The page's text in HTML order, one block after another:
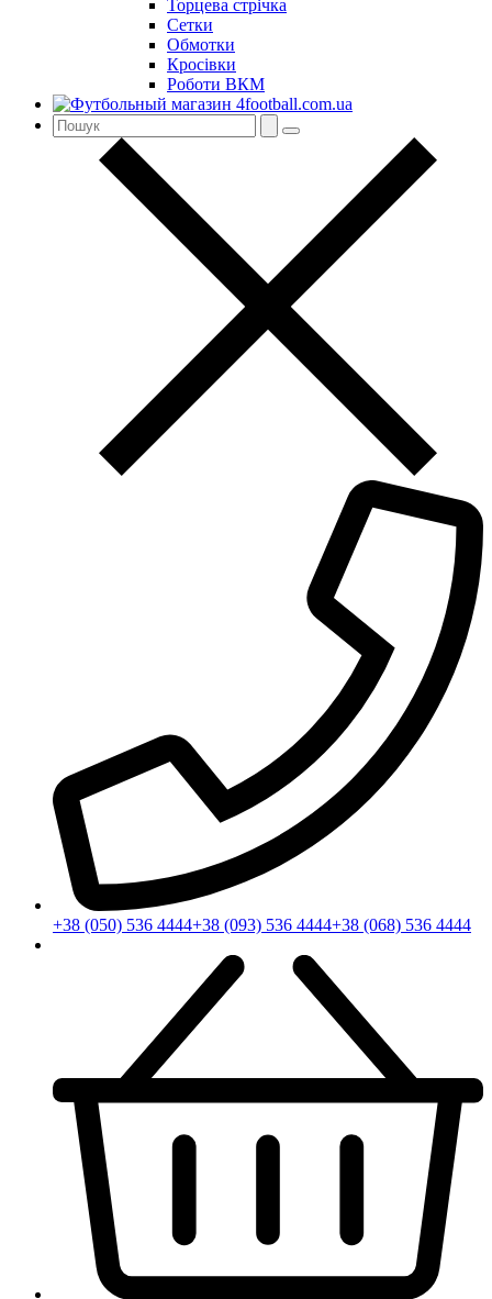
Торцева стрічка
Сетки
Обмотки
Кросівки
Роботи ВКМ
+38 (050) 536 4444+38 (093) 536 4444+38 (068) 536 4444